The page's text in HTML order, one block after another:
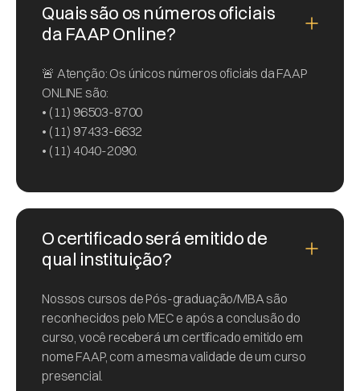
Quais são os números oficiais
da FAAP Online?
🚨 Atenção: Os únicos números oficiais da FAAP
ONLINE são:
• (11) 96503-8700
• (11) 97433-6632
• (11) 4040-2090.
O certificado será emitido de
qual instituição?
Nossos cursos de Pós-graduação/MBA são
reconhecidos pelo MEC e após a conclusão do
curso, você receberá um certificado emitido em
nome FAAP, com a mesma validade de um curso
presencial.